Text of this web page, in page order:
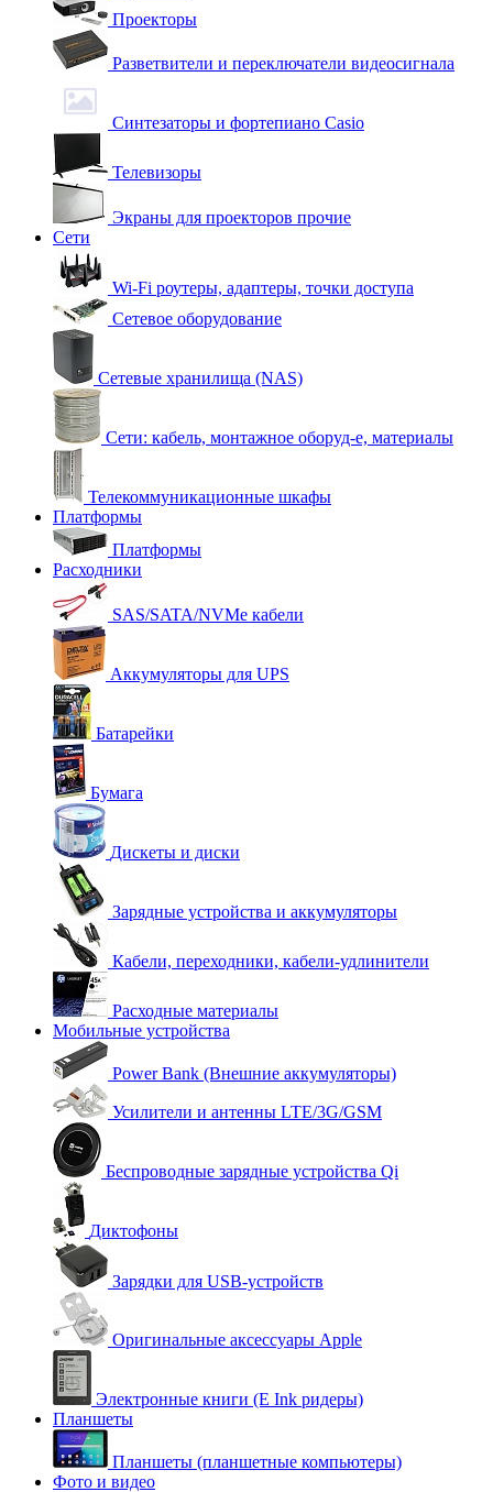
Проекторы
Разветвители и переключатели видеосигнала
Синтезаторы и фортепиано Casio
Телевизоры
Экраны для проекторов прочие
Сети
Wi-Fi роутеры, адаптеры, точки доступа
Сетевое оборудование
Сетевые хранилища (NAS)
Сети: кабель, монтажное оборуд-е, материалы
Телекоммуникационные шкафы
Платформы
Платформы
Расходники
SAS/SATA/NVMe кабели
Аккумуляторы для UPS
Батарейки
Бумага
Дискеты и диски
Зарядные устройства и аккумуляторы
Кабели, переходники, кабели-удлинители
Расходные материалы
Мобильные устройства
Power Bank (Внешние аккумуляторы)
Усилители и антенны LTE/3G/GSM
Беспроводные зарядные устройства Qi
Диктофоны
Зарядки для USB-устройств
Оригинальные аксессуары Apple
Электронные книги (E Ink ридеры)
Планшеты
Планшеты (планшетные компьютеры)
Фото и видео